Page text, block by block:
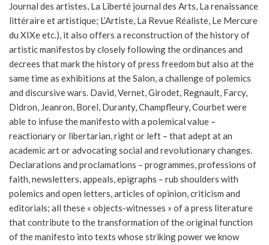
Journal des artistes, La Liberté journal des Arts, La renaissance
littéraire et artistique; L’Artiste, La Revue Réaliste, Le Mercure
du XIXe etc.), it also offers a reconstruction of the history of
artistic manifestos by closely following the ordinances and
decrees that mark the history of press freedom but also at the
same time as exhibitions at the Salon, a challenge of polemics
and discursive wars. David, Vernet, Girodet, Regnault, Farcy,
Didron, Jeanron, Borel, Duranty, Champfleury, Courbet were
able to infuse the manifesto with a polemical value –
reactionary or libertarian, right or left – that adept at an
academic art or advocating social and revolutionary changes.
Declarations and proclamations – programmes, professions of
faith, newsletters, appeals, epigraphs – rub shoulders with
polemics and open letters, articles of opinion, criticism and
editorials; all these « objects-witnesses » of a press literature
that contribute to the transformation of the original function
of the manifesto into texts whose striking power we know